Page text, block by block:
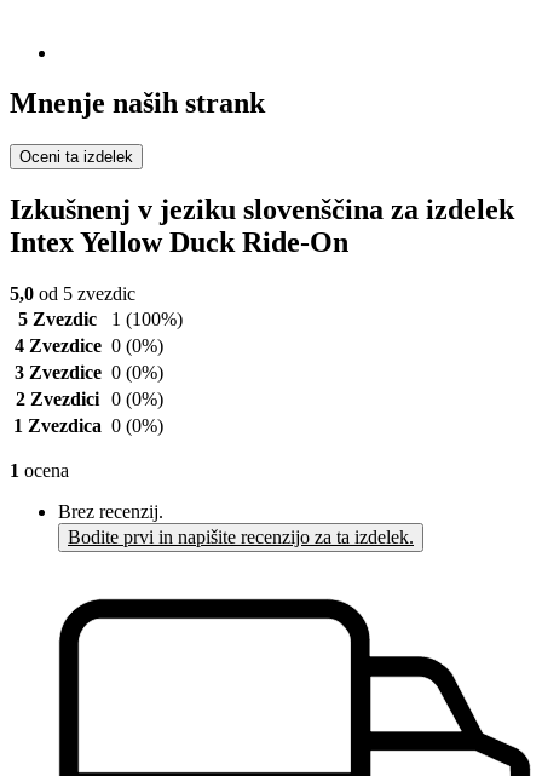
Mnenje naših strank
Oceni ta izdelek
Izkušnenj v jeziku slovenščina za izdelek
Intex Yellow Duck Ride-On
5,0 od 5 zvezdic
5 Zvezdic
1 (100%)
4 Zvezdice 0 (0%)
3 Zvezdice 0 (0%)
2 Zvezdici 0 (0%)
1 Zvezdica 0 (0%)
1 ocena
Brez recenzij.
Bodite prvi in napišite recenzijo za ta izdelek.